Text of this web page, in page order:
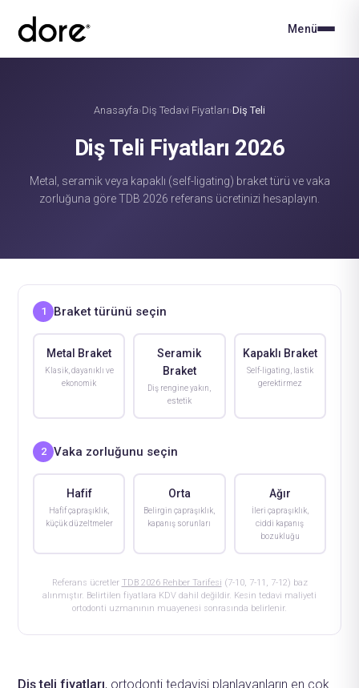
Menü
Anasayfa›Diş Tedavi Fiyatları›Diş Teli
Diş Teli Fiyatları 2026
Metal, seramik veya kapaklı (self-ligating) braket türü ve vaka
zorluğuna göre TDB 2026 referans ücretinizi hesaplayın.
1 Braket türünü seçin
Metal Braket
Klasik, dayanıklı ve
ekonomik
Seramik
Braket
Diş rengine yakın,
estetik
Kapaklı Braket
Self-ligating, lastik
gerektirmez
2 Vaka zorluğunu seçin
Hafif
Hafif çapraşıklık,
küçük düzeltmeler
Orta
Belirgin çapraşıklık,
kapanış sorunları
Ağır
İleri çapraşıklık,
ciddi kapanış
bozukluğu
Referans ücretler TDB 2026 Rehber Tarifesi (7-10, 7-11, 7-12) baz
alınmıştır. Belirtilen fiyatlara KDV dahil değildir. Kesin tedavi maliyeti
ortodonti uzmanının muayenesi sonrasında belirlenir.
Diş teli fiyatları, ortodonti tedavisi planlayanların en çok